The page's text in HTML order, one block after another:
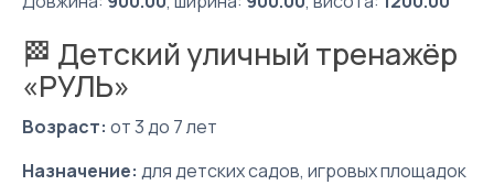
🏁 Детский уличный тренажёр
«РУЛЬ»
Возраст: от 3 до 7 лет
Назначение: для детских садов, игровых площадок